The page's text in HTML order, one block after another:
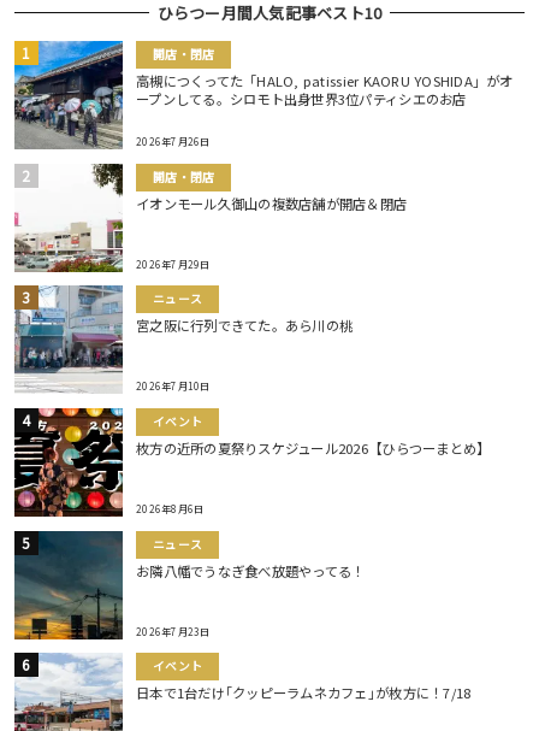
ひらつー月間人気記事ベスト10
開店・閉店
高槻につくってた「HALO, patissier KAORU YOSHIDA」がオ
ープンしてる。シロモト出身世界3位パティシエのお店
2026年7月26日
開店・閉店
イオンモール久御山の複数店舗が開店＆閉店
2026年7月29日
ニュース
宮之阪に行列できてた。あら川の桃
2026年7月10日
イベント
枚方の近所の夏祭りスケジュール2026【ひらつーまとめ】
2026年8月6日
ニュース
お隣八幡でうなぎ食べ放題やってる！
2026年7月23日
イベント
日本で1台だけ｢クッピーラムネカフェ｣が枚方に！7/18